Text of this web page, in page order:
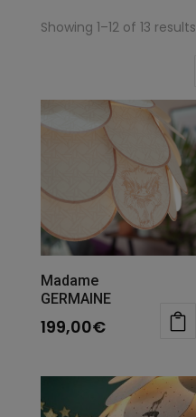
Showing 1–12 of 13 results
Madame
GERMAINE
199,00€